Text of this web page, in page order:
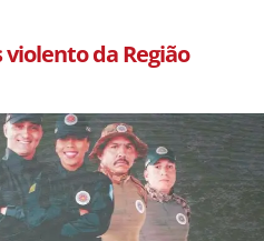
da Região